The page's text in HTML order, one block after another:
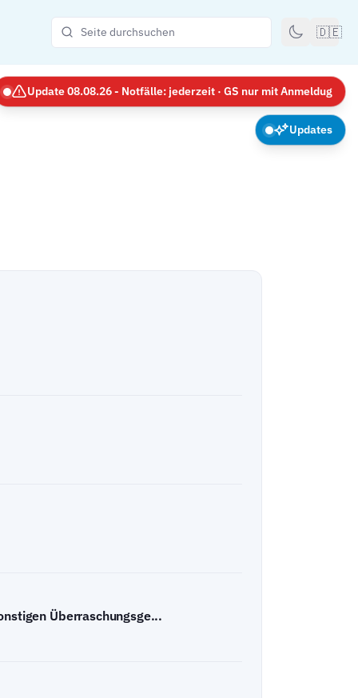
🇩🇪
Überraschungsge...
Update 08.08.26 - Notfälle: jederzeit · GS nur mit Anmeldug
Updates